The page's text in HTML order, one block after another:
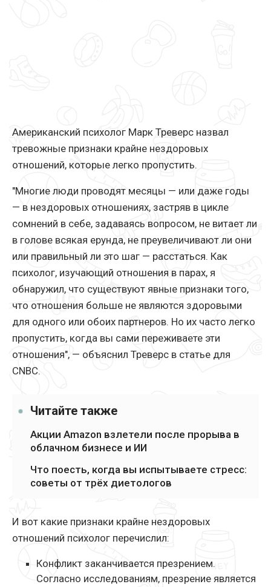
Американский психолог Марк Треверс назвал
тревожные признаки крайне нездоровых
отношений, которые легко пропустить.
"Многие люди проводят месяцы — или даже годы
— в нездоровых отношениях, застряв в цикле
сомнений в себе, задаваясь вопросом, не витает ли
в голове всякая ерунда, не преувеличивают ли они
или правильный ли это шаг — расстаться. Как
психолог, изучающий отношения в парах, я
обнаружил, что существуют явные признаки того,
что отношения больше не являются здоровыми
для одного или обоих партнеров. Но их часто легко
пропустить, когда вы сами переживаете эти
отношения", — объяснил Треверс в статье для
CNBC.
Читайте также
Акции Amazon взлетели после прорыва в
облачном бизнесе и ИИ
Что поесть, когда вы испытываете стресс:
советы от трёх диетологов
И вот какие признаки крайне нездоровых
отношений психолог перечислил:
Конфликт заканчивается презрением.
Согласно исследованиям, презрение является